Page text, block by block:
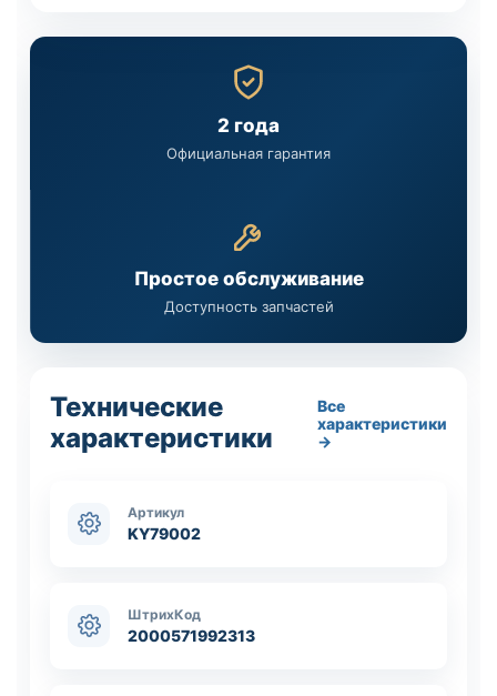
2 года
Официальная гарантия
Простое обслуживание
Доступность запчастей
Технические
характеристики
Все
характеристики
→
Артикул
KY79002
ШтрихКод
2000571992313